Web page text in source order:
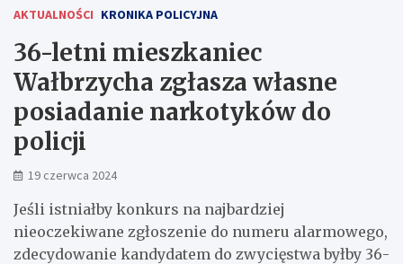
AKTUALNOŚCI KRONIKA POLICYJNA
36-letni mieszkaniec
Wałbrzycha zgłasza własne
posiadanie narkotyków do
policji
19 czerwca 2024
Jeśli istniałby konkurs na najbardziej
nieoczekiwane zgłoszenie do numeru alarmowego,
zdecydowanie kandydatem do zwycięstwa byłby 36-